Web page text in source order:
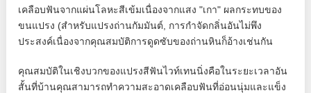
เคลือบฟันจากแผ่นโลหะสีเข้มเนื่องจากแสง "เกา" ผลกระทบของ
ขนแปรง (สำหรับแปรงถ่านกัมมันต์, การกำจัดกลิ่นอันไม่พึง
ประสงค์เนื่องจากคุณสมบัติการดูดซับของถ่านหินก็อ้างเช่นกัน
คุณสมบัติในเชิงบวกของแปรงสีฟันไวท์เทนนิ่งคือในระยะเวลาอัน
สั้นที่บ้านคุณสามารถทำความสะอาดเคลือบฟันที่อ่อนนุ่มและแข็ง